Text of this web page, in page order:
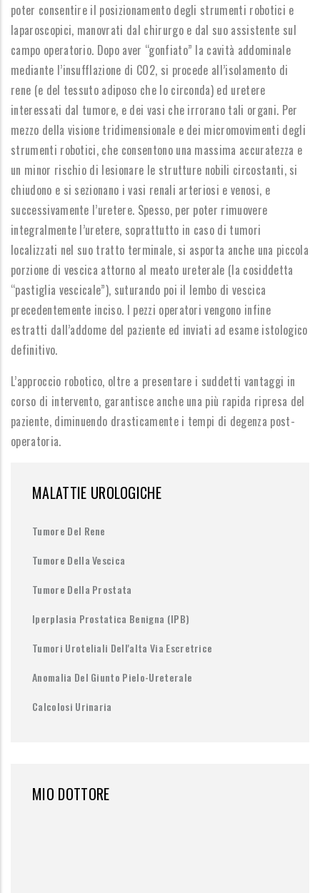
poter consentire il posizionamento degli strumenti robotici e
laparoscopici, manovrati dal chirurgo e dal suo assistente sul
campo operatorio. Dopo aver “gonfiato” la cavità addominale
mediante l’insufflazione di CO2, si procede all’isolamento di
rene (e del tessuto adiposo che lo circonda) ed uretere
interessati dal tumore, e dei vasi che irrorano tali organi. Per
mezzo della visione tridimensionale e dei micromovimenti degli
strumenti robotici, che consentono una massima accuratezza e
un minor rischio di lesionare le strutture nobili circostanti, si
chiudono e si sezionano i vasi renali arteriosi e venosi, e
successivamente l’uretere. Spesso, per poter rimuovere
integralmente l’uretere, soprattutto in caso di tumori
localizzati nel suo tratto terminale, si asporta anche una piccola
porzione di vescica attorno al meato ureterale (la cosiddetta
“pastiglia vescicale”), suturando poi il lembo di vescica
precedentemente inciso. I pezzi operatori vengono infine
estratti dall’addome del paziente ed inviati ad esame istologico
definitivo.
L’approccio robotico, oltre a presentare i suddetti vantaggi in
corso di intervento, garantisce anche una più rapida ripresa del
paziente, diminuendo drasticamente i tempi di degenza post-
operatoria.
MALATTIE UROLOGICHE
Tumore Del Rene
Tumore Della Vescica
Tumore Della Prostata
Iperplasia Prostatica Benigna (IPB)
Tumori Uroteliali Dell'alta Via Escretrice
Anomalia Del Giunto Pielo-Ureterale
Calcolosi Urinaria
MIO DOTTORE